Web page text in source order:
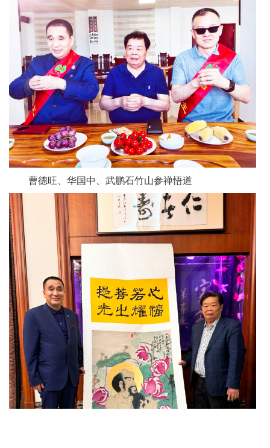
曹德旺、华国中、武鹏石竹山参禅悟道